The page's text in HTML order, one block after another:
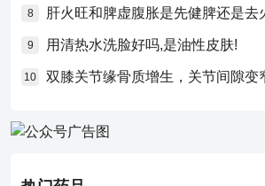
8 肝火旺和脾虚腹胀是先健脾还是去
9 用清热水洗脸好吗,是油性皮肤!
10 双膝关节缘骨质增生，关节间隙变